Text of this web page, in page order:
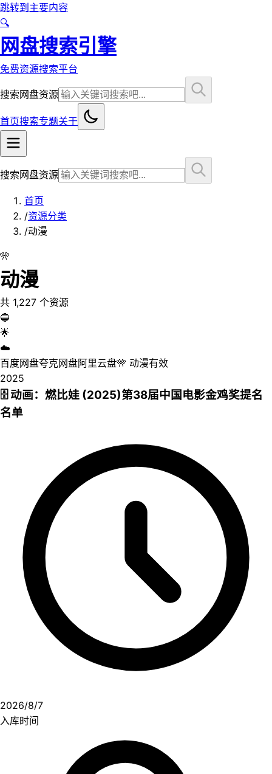
跳转到主要内容
🔍
网盘搜索引擎
免费资源搜索平台
搜索网盘资源
首页搜索专题关于
搜索网盘资源
首页
/资源分类
/动漫
🎌
动漫
共 1,227 个资源
🔵
🌟
☁️
百度网盘夸克网盘阿里云盘🎌 动漫有效
2025
🗄 动画：燃比娃 (2025)第38届中国电影金鸡奖提名
名单
2026/8/7
入库时间